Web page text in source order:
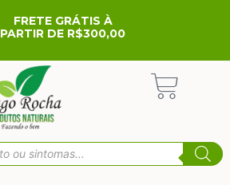
FRETE GRÁTIS À
PARTIR DE R$300,00